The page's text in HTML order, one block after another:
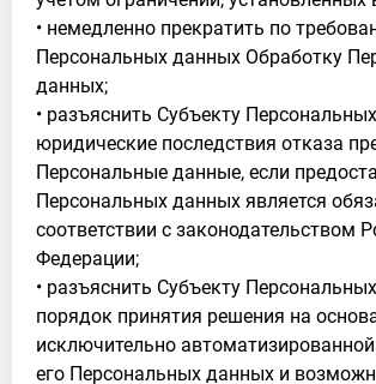
• немедленно прекратить по
Персональных данных Обработку
данных;
• разъяснить Субъекту
юридические последствия отказа
Персональные данные, если
Персональных данных является
соответствии с законодательством
Федерации;
• разъяснить Субъекту
порядок принятия решения на
исключительно
его Персональных данных и